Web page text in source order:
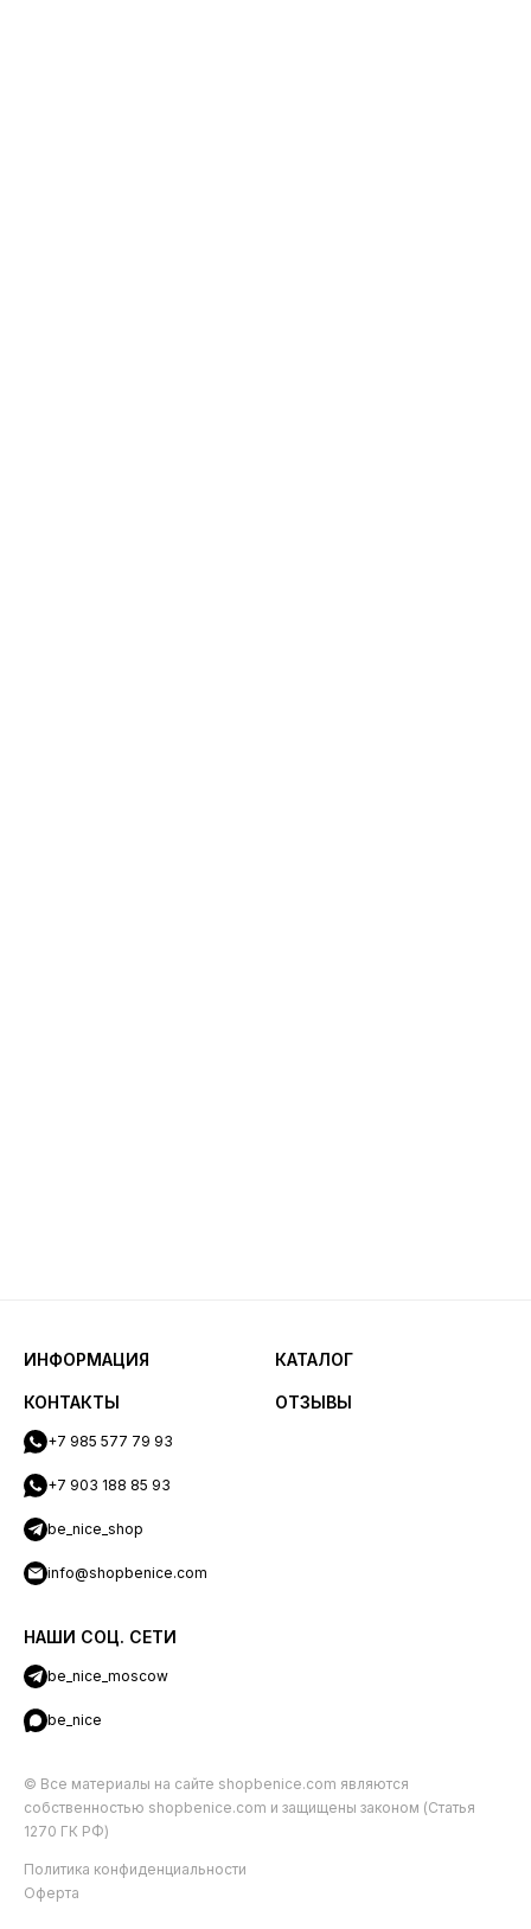
ИНФОРМАЦИЯ КАТАЛОГ
КОНТАКТЫ
+7 985 577 79 93
+7 903 188 85 93
be_nice_shop
info@shopbenice.com
НАШИ СОЦ. СЕТИ
be_nice_moscow
be_nice
ОТЗЫВЫ
© Все материалы на сайте shopbenice.com являются
собственностью shopbenice.com и защищены законом (Статья
1270 ГК РФ)
Политика конфиденциальности
Оферта